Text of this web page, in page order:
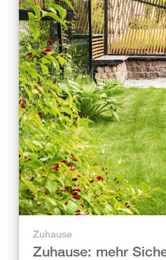
Zuhause
Zuhause: mehr